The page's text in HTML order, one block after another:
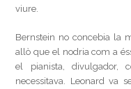
viure.
Bernstein no concebia la
allò que el nodria com a
el pianista, divulgador,
necessitava. Leonard va